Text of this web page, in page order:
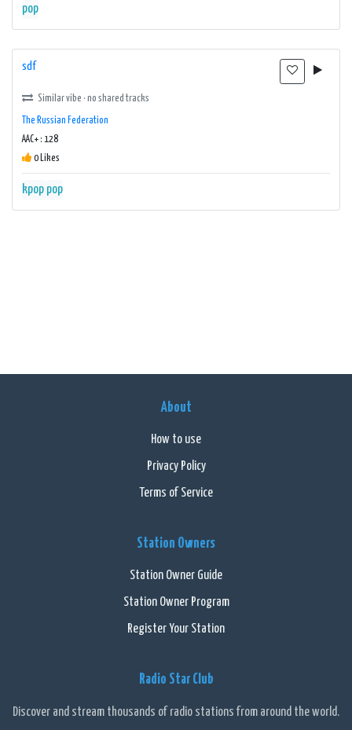
pop
sdf
Similar vibe · no shared tracks
The Russian Federation
AAC+ : 128
0 Likes
kpop pop
About
How to use
Privacy Policy
Terms of Service
Station Owners
Station Owner Guide
Station Owner Program
Register Your Station
Radio Star Club
Discover and stream thousands of radio stations from around the world.